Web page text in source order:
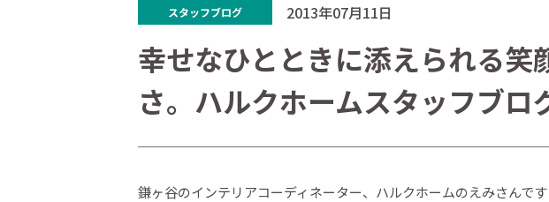
スタッフブログ 2013年07月11日
幸せなひとときに添えられる笑
さ。ハルクホームスタッフブロ
鎌ヶ谷のインテリアコーディネーター、ハルクホームのえみさんです